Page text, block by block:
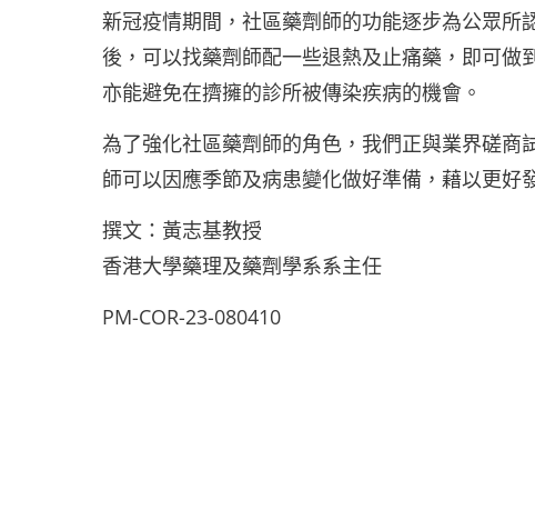
新冠疫情期間，社區藥劑師的功能逐步為公眾
後，可以找藥劑師配一些退熱及止痛藥，即可做
亦能避免在擠擁的診所被傳染疾病的機會。
為了強化社區藥劑師的角色，我們正與業界磋
師可以因應季節及病患變化做好準備，藉以更好
撰文：黃志基教授
香港大學藥理及藥劑學系系主任
PM-COR-23-080410